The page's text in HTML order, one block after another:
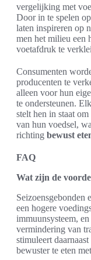
vergelijking met
Door in te spelen
laten inspireren op
men het milieu een
voetafdruk te
Consumenten
producenten te
alleen voor hun
te ondersteunen.
stelt hen in staat
van hun voedsel,
richting bewust
FAQ
Wat zijn de
Seizoensgebonden
een hogere
immuunsysteem,
vermindering van
stimuleert
bewuster te eten